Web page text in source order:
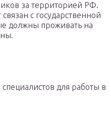
за территорией РФ.
с государственной
должны проживать на
для работы в